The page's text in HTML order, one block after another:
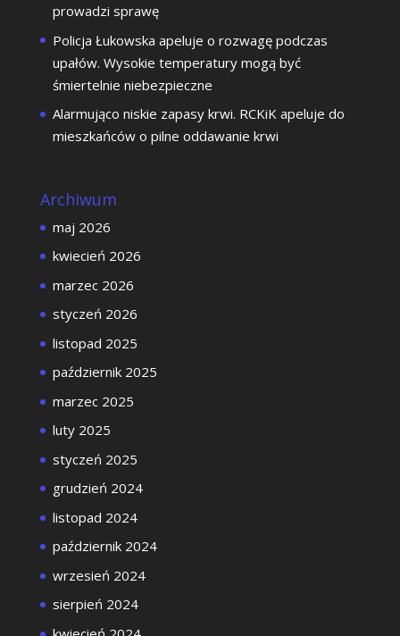
prowadzi sprawę
Policja Łukowska apeluje o rozwagę podczas
upałów. Wysokie temperatury mogą być
śmiertelnie niebezpieczne
Alarmująco niskie zapasy krwi. RCKiK apeluje do
mieszkańców o pilne oddawanie krwi
Archiwum
maj 2026
kwiecień 2026
marzec 2026
styczeń 2026
listopad 2025
październik 2025
marzec 2025
luty 2025
styczeń 2025
grudzień 2024
listopad 2024
październik 2024
wrzesień 2024
sierpień 2024